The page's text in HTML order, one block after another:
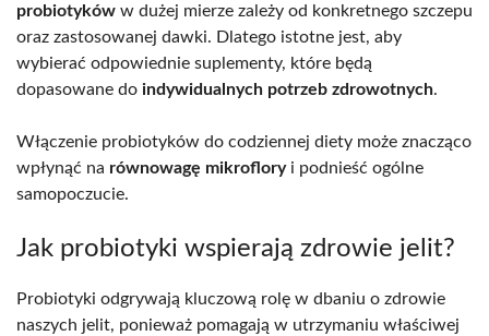
probiotyków w dużej mierze zależy od konkretnego szczepu
oraz zastosowanej dawki. Dlatego istotne jest, aby
wybierać odpowiednie suplementy, które będą
dopasowane do indywidualnych potrzeb zdrowotnych.
Włączenie probiotyków do codziennej diety może znacząco
wpłynąć na równowagę mikrofloryi podnieść ogólne
samopoczucie.
Jak probiotyki wspierają zdrowie jelit?
Probiotyki odgrywają kluczową rolę w dbaniu o zdrowie
naszych jelit, ponieważ pomagają w utrzymaniu właściwej